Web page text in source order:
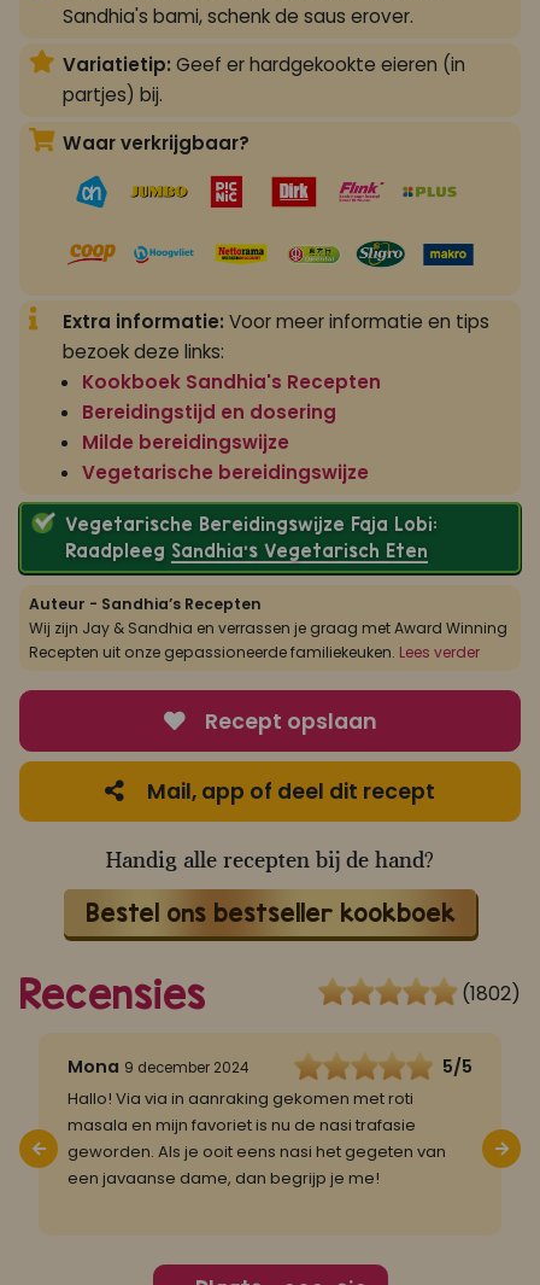
Sandhia's bami, schenk de saus erover.
Variatietip: Geef er hardgekookte eieren (in
partjes) bij.
Waar verkrijgbaar?
Extra informatie: Voor meer informatie en tips
bezoek deze links:
Kookboek Sandhia's Recepten
Bereidingstijd en dosering
Milde bereidingswijze
Vegetarische bereidingswijze
Vegetarische Bereidingswijze Faja Lobi:
Raadpleeg Sandhia’s Vegetarisch Eten
Auteur - Sandhia’s Recepten
Wij zijn Jay & Sandhia en verrassen je graag met Award Winning
Recepten uit onze gepassioneerde familiekeuken. Lees verder
Recept opslaan
Mail, app of deel dit recept
Handig alle recepten bij de hand?
Bestel ons bestseller kookboek
Recensies (1802)
Mona 9 december 2024 5/5
Hallo! Via via in aanraking gekomen met roti
masala en mijn favoriet is nu de nasi trafasie
geworden. Als je ooit eens nasi het gegeten van
een javaanse dame, dan begrijp je me!